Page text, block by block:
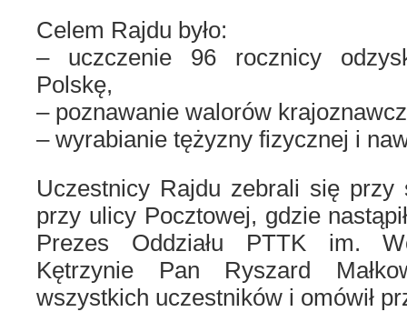
Celem Rajdu było:
– uczczenie 96 rocznicy
Polskę,
– poznawanie walorów
– wyrabianie tężyzny fizycznej i
Uczestnicy Rajdu zebrali się
przy ulicy Pocztowej, gdzie
Prezes Oddziału PTTK im.
Kętrzynie Pan Ryszard
wszystkich uczestników i omówił